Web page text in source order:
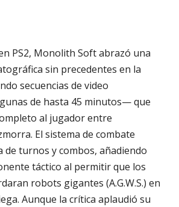
PS2, Monolith Soft abrazó una
sin precedentes en la
secuencias de video
de hasta 45 minutos— que
al jugador entre
El sistema de combate
turnos y combos, añadiendo
táctico al permitir que los
robots gigantes (A.G.W.S.) en
Aunque la crítica aplaudió su